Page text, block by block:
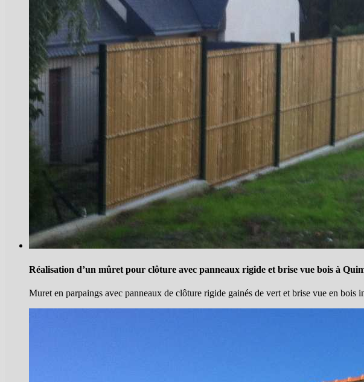
Réalisation d’un mûret pour clôture avec panneaux rigide et brise vue bois à
Muret en parpaings avec panneaux de clôture rigide gainés de vert et brise vue en bois